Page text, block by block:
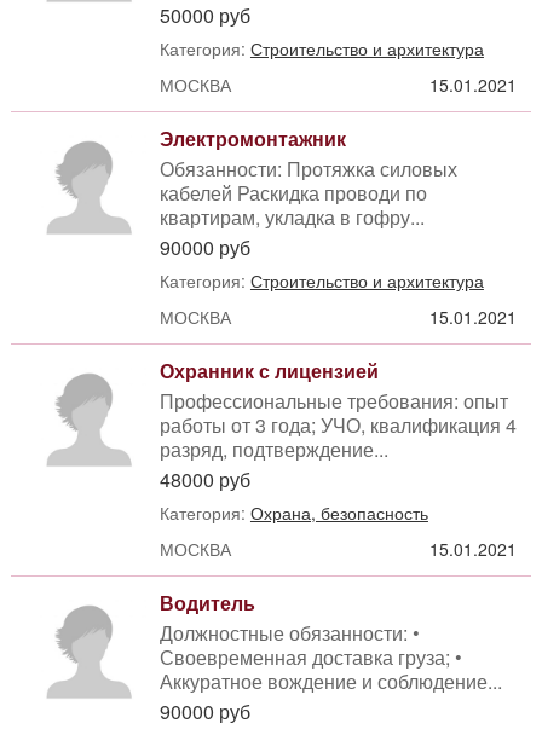
50000 руб
Категория: Строительство и архитектура
МОСКВА
15.01.2021
Электромонтажник
Обязанности: Протяжка силовых
кабелей Раскидка проводи по
квартирам, укладка в гофру...
90000 руб
Категория: Строительство и архитектура
МОСКВА
15.01.2021
Охранник с лицензией
Профессиональные требования: опыт
работы от 3 года; УЧО, квалификация 4
разряд, подтверждение...
48000 руб
Категория: Охрана, безопасность
МОСКВА
15.01.2021
Водитель
Должностные обязанности: •
Своевременная доставка груза; •
Аккуратное вождение и соблюдение...
90000 руб